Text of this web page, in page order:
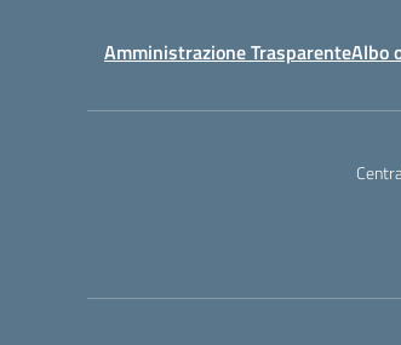
Amministrazione TrasparenteAlbo